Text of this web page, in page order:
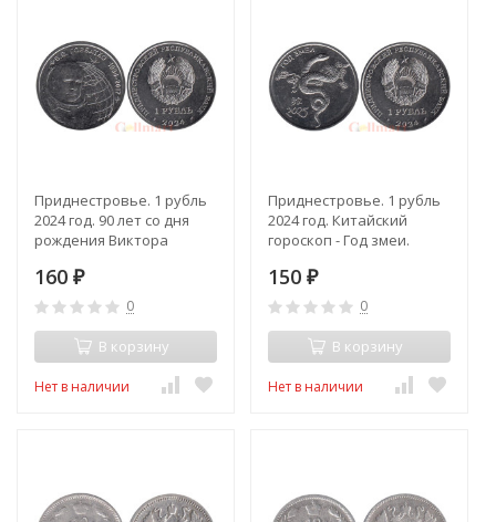
Приднестровье. 1 рубль
2024 год. 90 лет со дня
рождения Виктора
160 ₽
0
В корзину
Нет в наличии
Приднестровье. 1 рубль
2024 год. Китайский
гороскоп - Год змеи.
150 ₽
0
В корзину
Нет в наличии